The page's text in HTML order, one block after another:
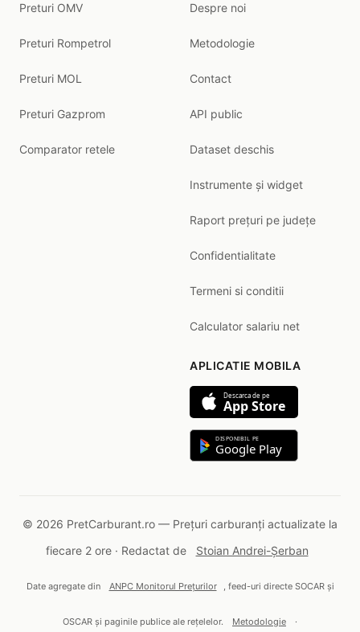
Preturi OMV
Preturi Rompetrol
Preturi MOL
Preturi Gazprom
Comparator retele
Despre noi
Metodologie
Contact
API public
Dataset deschis
Instrumente și widget
Raport prețuri pe județe
Confidentialitate
Termeni si conditii
Calculator salariu net
APLICATIE MOBILA
Descarca de pe
App Store
DISPONIBIL PE
Google Play
© 2026 PretCarburant.ro — Prețuri carburanți actualizate la
fiecare 2 ore · Redactat de
Stoian Andrei-Șerban
Date agregate din ANPC Monitorul Prețurilor , feed-uri directe SOCAR și
OSCAR și paginile publice ale rețelelor. Metodologie ·